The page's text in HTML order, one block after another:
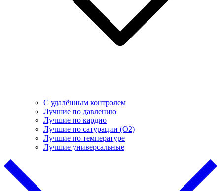
С удалённым контролем
Лучшие по давлению
Лучшие по кардио
Лучшие по сатурации (О2)
Лучшие по температуре
Лучшие универсальные